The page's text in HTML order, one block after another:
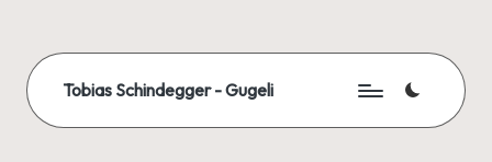
content
Tobias Schindegger - Gugeli